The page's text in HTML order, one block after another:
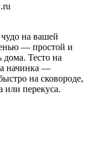
на вашей
— простой и
дома. Тесто на
начинка —
на сковороде,
или перекуса.